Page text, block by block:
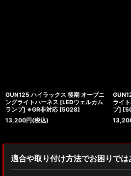
GUN125 ハイラックス 後期 オープニ
ングライトハーネス [LEDウェルカム
ランプ] ※GR非対応 [5028]
13,200円(税込)
ライ
プ] [
適合や取り付け方法でお困りでは